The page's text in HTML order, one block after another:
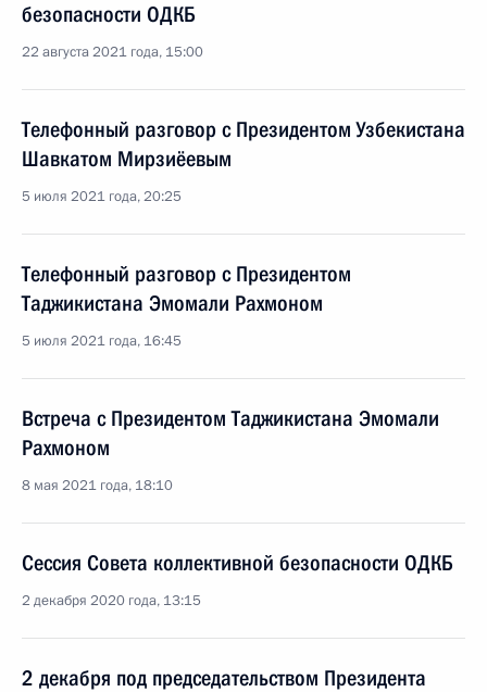
безопасности ОДКБ
22 августа 2021 года, 15:00
Телефонный разговор с Президентом Узбекистана
Шавкатом Мирзиёевым
5 июля 2021 года, 20:25
Телефонный разговор с Президентом
Таджикистана Эмомали Рахмоном
5 июля 2021 года, 16:45
Встреча с Президентом Таджикистана Эмомали
Рахмоном
8 мая 2021 года, 18:10
Сессия Совета коллективной безопасности ОДКБ
2 декабря 2020 года, 13:15
2 декабря под председательством Президента